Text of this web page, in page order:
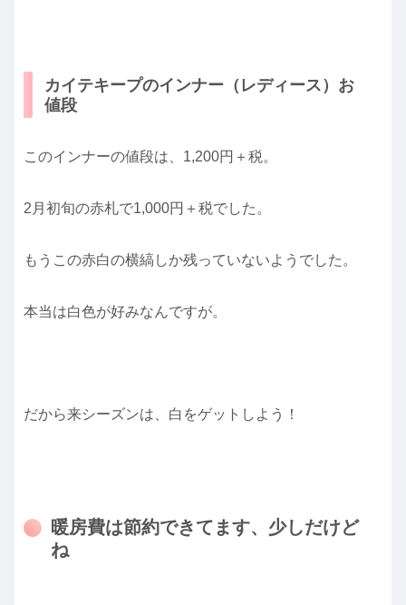
カイテキープのインナー（レディース）お
値段
このインナーの値段は、1,200円＋税。
2月初旬の赤札で1,000円＋税でした。
もうこの赤白の横縞しか残っていないようでした。
本当は白色が好みなんですが。
だから来シーズンは、白をゲットしよう！
暖房費は節約できてます、少しだけど
ね